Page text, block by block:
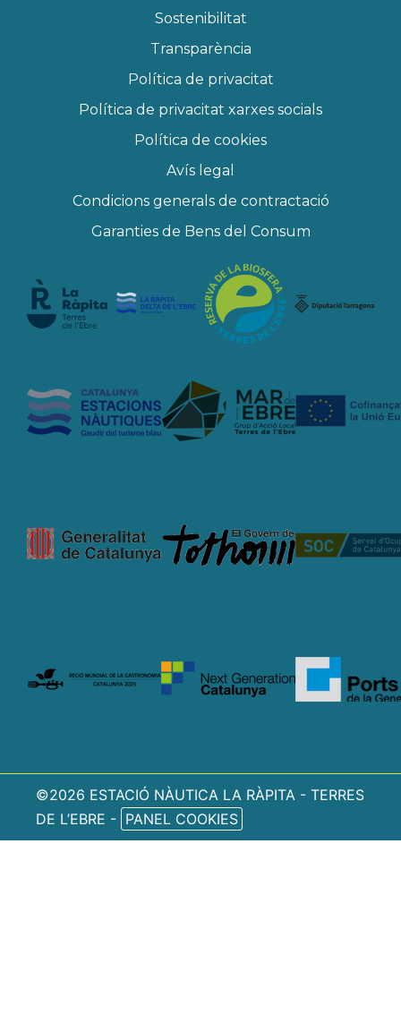
Sostenibilitat
Transparència
Política de privacitat
Política de privacitat xarxes socials
Política de cookies
Avís legal
Condicions generals de contractació
Garanties de Bens del Consum
©2026 ESTACIÓ NÀUTICA LA RÀPITA - TERRES
DE L’EBRE - PANEL COOKIES